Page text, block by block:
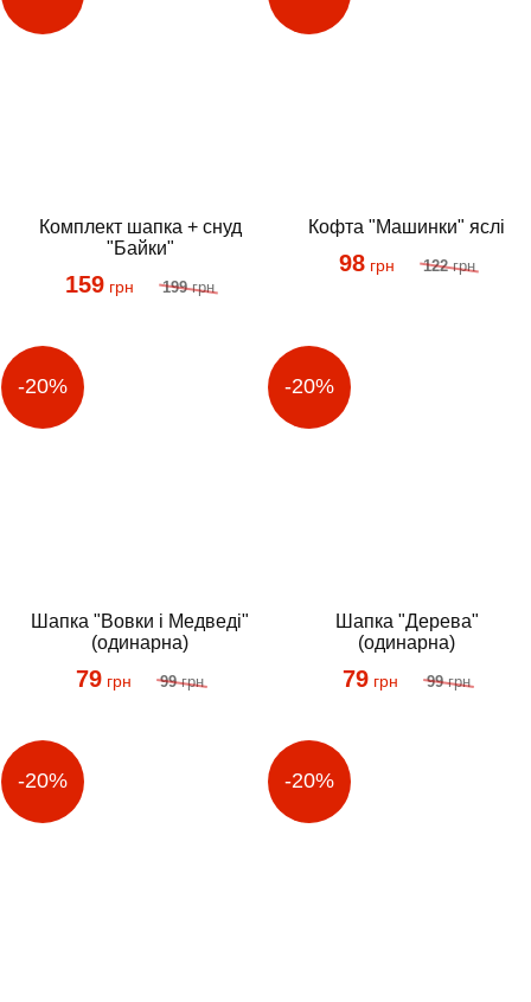
Комплект шапка + снуд
"Байки"
159 грн 199грн
Кофта "Машинки" яслі
98грн 122грн
Шапка "Вовки і Медведі"
(одинарна)
79 грн 99грн
Шапка "Дерева"
(одинарна)
79 грн 99грн